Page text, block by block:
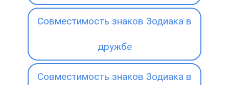
Совместимость знаков Зодиака в
дружбе
Совместимость знаков Зодиака в